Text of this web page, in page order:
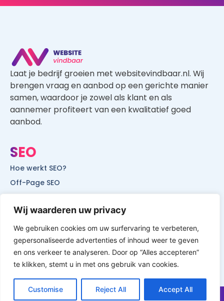
Wij waarderen uw privacy
We gebruiken cookies om uw surfervaring te verbeteren,
gepersonaliseerde advertenties of inhoud weer te geven
en ons verkeer te analyseren. Door op “Alles accepteren”
te klikken, stemt u in met ons gebruik van cookies.
Customise Reject All Accept All
brengen vraag en aanbod op een gerichte manier
samen, waardoor je zowel als klant en als
aannemer profiteert van een kwalitatief goed
aanbod.
SEO
Off-Page SEO
SEO voor mobiele websites
SEO voor start-ups
© All Rights Reserved by Website Vindbaar